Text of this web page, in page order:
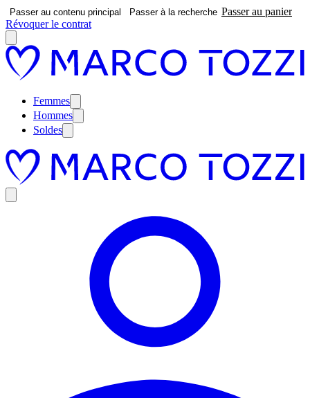
Passer au contenu principal Passer à la recherche Passer au panier
Révoquer le contrat
Femmes
Hommes
Soldes